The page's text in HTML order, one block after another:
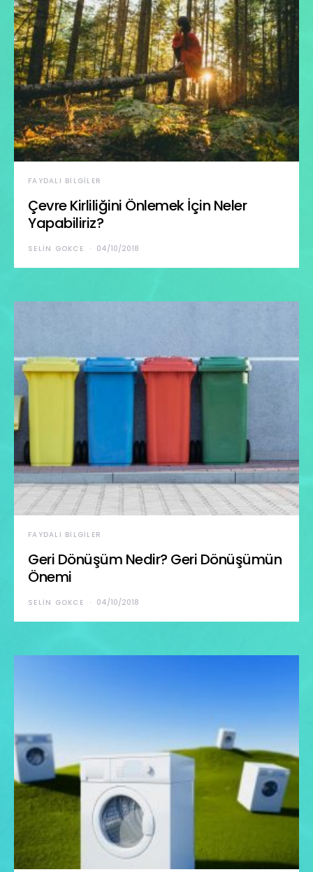
FAYDALI BILGILER
Çevre Kirliliğini Önlemek İçin Neler
Yapabiliriz?
SELIN GOKCE 04/10/2018
FAYDALI BILGILER
Geri Dönüşüm Nedir? Geri Dönüşümün
Önemi
SELIN GOKCE 04/10/2018